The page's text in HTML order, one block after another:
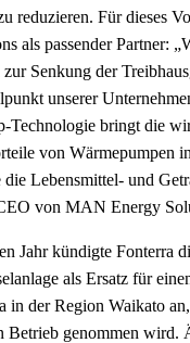
reduzieren. Für dieses
als passender Partner:
Senkung der
unserer
Technologie bringt die
von Wärmepumpen
die Lebensmittel- und
von MAN Energy
Jahr kündigte Fonterra
als Ersatz für
in der Region Waikato
Betrieb genommen wird.